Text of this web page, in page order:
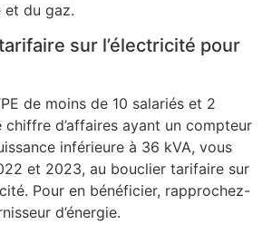
et du gaz.
sur l’électricité pour
de moins de 10 salariés et 2
chiffre d’affaires ayant un compteur
inférieure à 36 kVA, vous
et 2023, au bouclier tarifaire sur
Pour en bénéficier, rapprochez-
d’énergie.